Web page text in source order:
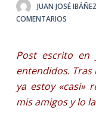
d
JUAN JOSÉ IBÁÑEZ
COMENTARIOS
Post escrito en
entendidos.
ya estoy «casi»
mis amigos y lo